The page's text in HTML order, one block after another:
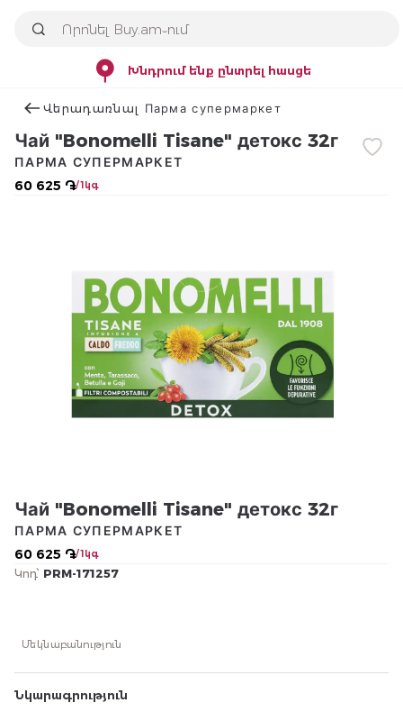
Խնդրում ենք ընտրել հասցե
Վերադառնալ Парма супермаркет
Чай "Bonomelli Tisane" детокс 32г
60 625 ֏/ 1կգ
ПАРМА СУПЕРМАРКЕТ
Чай "Bonomelli Tisane" детокс 32г
60 625 ֏/ 1կգ
ПАРМА СУПЕРМАРКЕТ
Կոդ՝ PRM-171257
Մեկնաբանություն
Նկարագրություն